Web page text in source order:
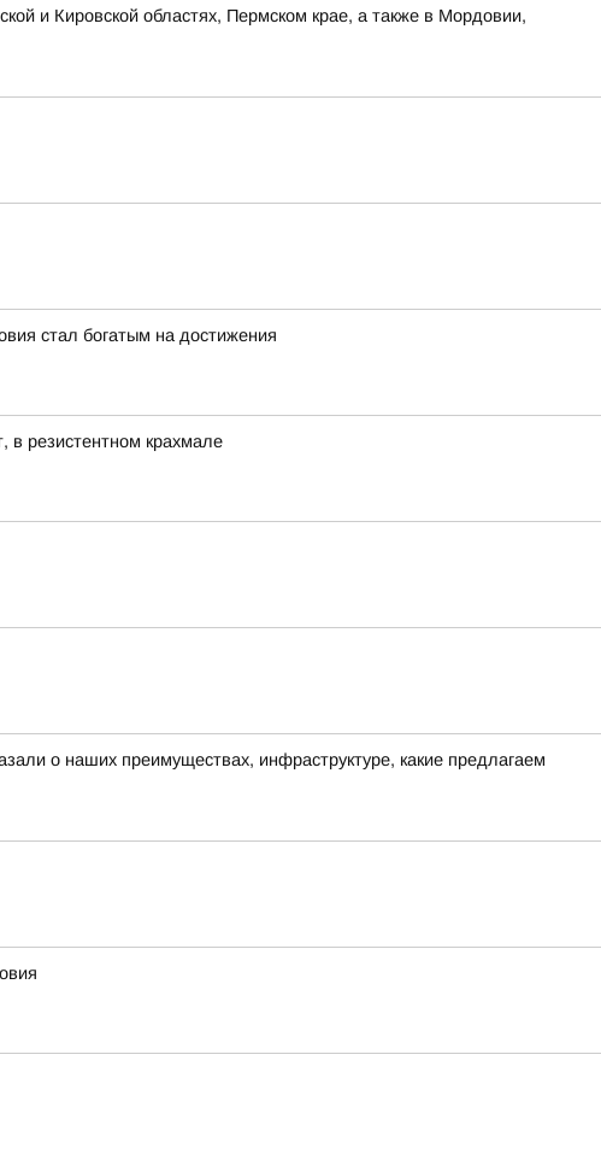
и Кировской областях, Пермском крае, а также в Мордовии,
стал богатым на достижения
в резистентном крахмале
о наших преимуществах, инфраструктуре, какие предлагаем